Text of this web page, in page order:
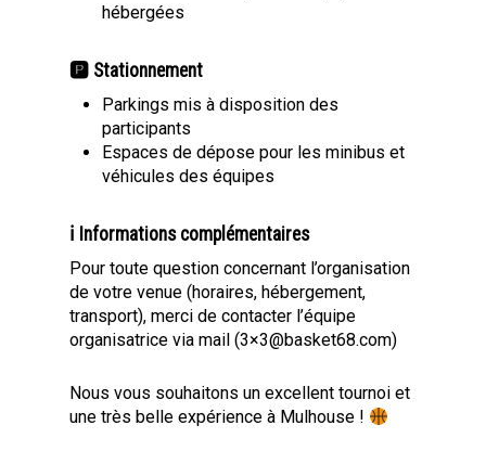
hébergées
🅿 Stationnement
Parkings mis à disposition des
participants
Espaces de dépose pour les minibus et
véhicules des équipes
ℹ Informations complémentaires
Pour toute question concernant l’organisation
de votre venue (horaires, hébergement,
transport), merci de contacter l’équipe
organisatrice via mail (3×3@basket68.com)
Nous vous souhaitons un excellent tournoi et
une très belle expérience à Mulhouse !